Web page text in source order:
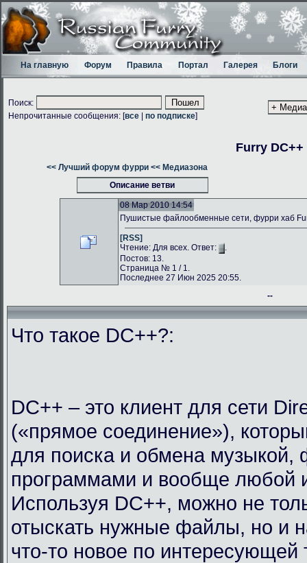
На главную Форум Правила Портал Галерея Блоги
Поиск:
Непрочитанные сообщения: [все по подписке]
Furry DC++
<< Лучший форум фурри << Медиазона
Описание ветви
08 Мар 2010 14:54
Пушистые файлообменные сети, фурри хаб
[RSS]
Чтение: Для всех. Ответ:
.
Постов: 13.
Страница № 1 / 1.
Последнее 27 Июн 2025 20:55.
--
Что такое DC++?:
DC++ – это клиент для сети
(«прямое соединение»),
для поиска и обмена
программами и вообще любой
Используя DC++, можно не
отыскать нужные файлы, но и
что-то новое по интересующей